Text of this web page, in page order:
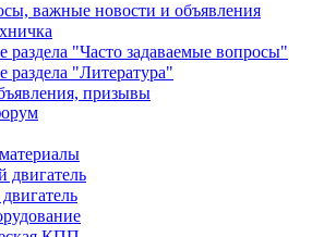
важные новости и объявления
"Часто задаваемые вопросы"
"Литература"
призывы